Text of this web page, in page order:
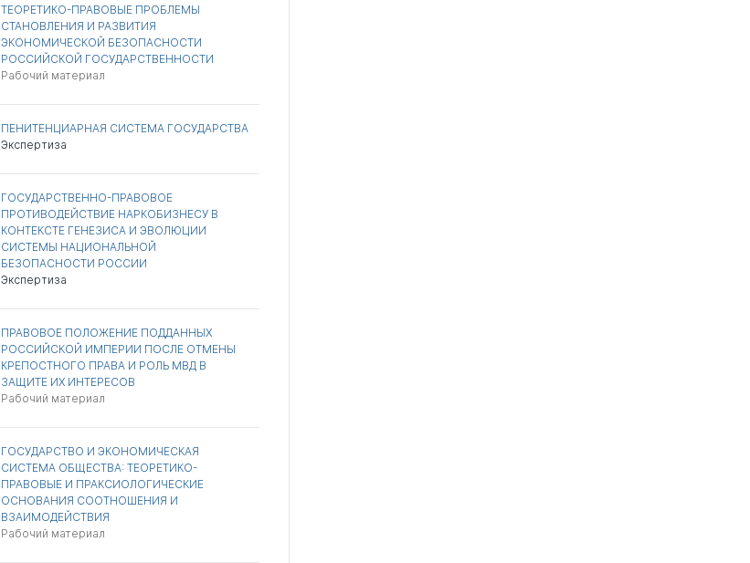
ТЕОРЕТИКО-ПРАВОВЫЕ ПРОБЛЕМЫ
СТАНОВЛЕНИЯ И РАЗВИТИЯ
ЭКОНОМИЧЕСКОЙ БЕЗОПАСНОСТИ
РОССИЙСКОЙ ГОСУДАРСТВЕННОСТИ
Рабочий материал
ПЕНИТЕНЦИАРНАЯ СИСТЕМА ГОСУДАРСТВА
Экспертиза
ГОСУДАРСТВЕННО-ПРАВОВОЕ
ПРОТИВОДЕЙСТВИЕ НАРКОБИЗНЕСУ В
КОНТЕКСТЕ ГЕНЕЗИСА И ЭВОЛЮЦИИ
СИСТЕМЫ НАЦИОНАЛЬНОЙ
БЕЗОПАСНОСТИ РОССИИ
Экспертиза
ПРАВОВОЕ ПОЛОЖЕНИЕ ПОДДАННЫХ
РОССИЙСКОЙ ИМПЕРИИ ПОСЛЕ ОТМЕНЫ
КРЕПОСТНОГО ПРАВА И РОЛЬ МВД В
ЗАЩИТЕ ИХ ИНТЕРЕСОВ
Рабочий материал
ГОСУДАРСТВО И ЭКОНОМИЧЕСКАЯ
СИСТЕМА ОБЩЕСТВА: ТЕОРЕТИКО-
ПРАВОВЫЕ И ПРАКСИОЛОГИЧЕСКИЕ
ОСНОВАНИЯ СООТНОШЕНИЯ И
ВЗАИМОДЕЙСТВИЯ
Рабочий материал